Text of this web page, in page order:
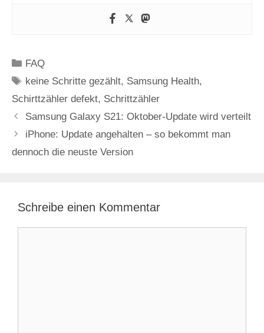
Kategorien
FAQ
Schlagwörter
keine Schritte gezählt, Samsung Health,
Schirttzähler defekt, Schrittzähler
Samsung Galaxy S21: Oktober-Update wird verteilt
iPhone: Update angehalten – so bekommt man
dennoch die neuste Version
Schreibe einen Kommentar